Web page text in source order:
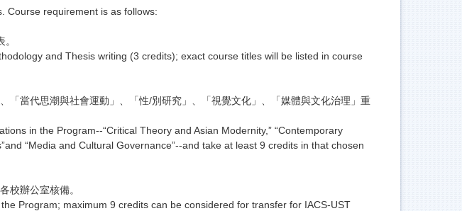
Course requirement is as follows:
and Thesis writing (3 credits); exact course titles will be listed in course
當代思潮與社會運動」、「性/別研究」、「視覺文化」、「媒體與文化治理」重
in the Program--“Critical Theory and Asian Modernity,” “Contemporary
“Media and Cultural Governance”--and take at least 9 credits in that chosen
校辦公室核備。
Program; maximum 9 credits can be considered for transfer for IACS-UST